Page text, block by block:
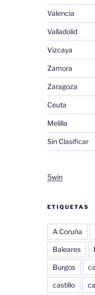
Valencia
Valladolid
Vizcaya
Zamora
Zaragoza
Ceuta
Melilla
Sin Clasificar
5win
ETIQUETAS
A Coruña
Baleares
Burgos
castillo